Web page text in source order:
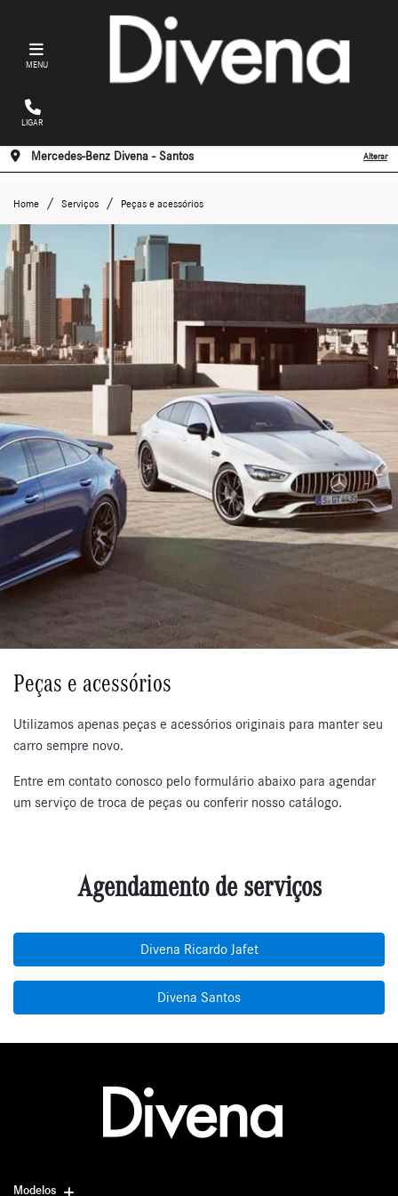
MENU
LIGAR
Mercedes-Benz Divena - Santos Alterar
Home Serviços Peças e acessórios
Peças e acessórios
Utilizamos apenas peças e acessórios originais para manter seu
carro sempre novo.
Entre em contato conosco pelo formulário abaixo para agendar
um serviço de troca de peças ou conferir nosso catálogo.
Agendamento de serviços
Divena Ricardo Jafet
Divena Santos
Modelos